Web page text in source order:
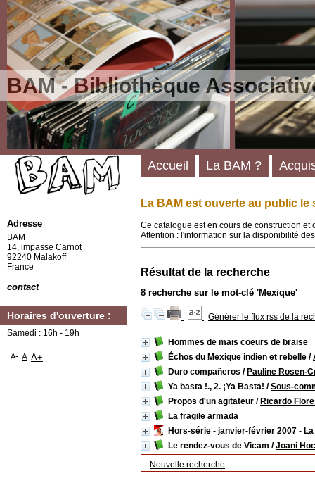
BAM - Bibliothèque
La BAM est ouverte au public le
Ce catalogue est en cours de construction
Attention : l'information sur la disponibilité
Résultat de la recherche
8 recherche sur le mot-clé 'Mexique'
Générer le flux rss de la
Hommes de maïs coeurs de braise
Échos du Mexique indien et rebelle /
Duro compañeros / Pauline Rosen-
Ya basta !., 2. ¡Ya Basta! /Sous-
Propos d'un agitateur / Ricardo
La fragile armada
Hors-série - janvier-février 2007 -
Le rendez-vous de Vicam /Joani
Nouvelle recherche
Accueil La BAM ?
Adresse
BAM
14, impasse Carnot
92240 Malakoff
France
contact
Horaires d'ouverture :
Samedi : 16h - 19h
A- A A+